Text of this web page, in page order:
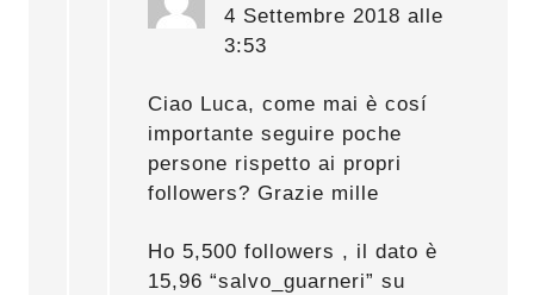
4 Settembre 2018 alle
3:53
Ciao Luca, come mai è cosí
importante seguire poche
persone rispetto ai propri
followers? Grazie mille
Ho 5,500 followers , il dato è
15,96 “salvo_guarneri” su